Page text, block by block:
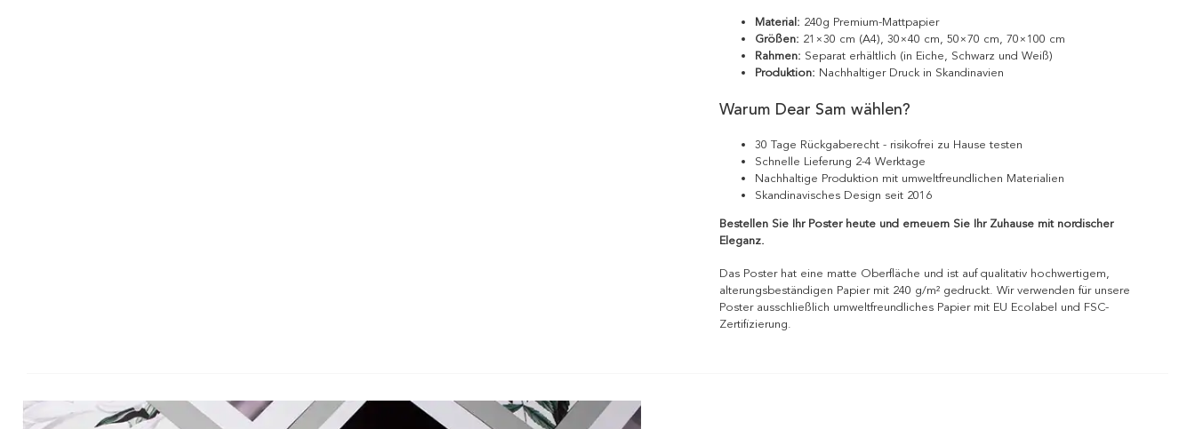
Material: 240g Premium-Mattpapier
Größen: 21×30 cm (A4), 30×40 cm, 50×70 cm, 70×100 cm
Rahmen: Separat erhältlich (in Eiche, Schwarz und Weiß)
Produktion: Nachhaltiger Druck in Skandinavien
Warum Dear Sam wählen?
30 Tage Rückgaberecht - risikofrei zu Hause testen
Schnelle Lieferung 2-4 Werktage
Nachhaltige Produktion mit umweltfreundlichen Materialien
Skandinavisches Design seit 2016
Bestellen Sie Ihr Poster heute und erneuern Sie Ihr Zuhause mit nordischer
Eleganz.
Das Poster hat eine matte Oberfläche und ist auf qualitativ hochwertigem,
alterungsbeständigen Papier mit 240 g/m² gedruckt. Wir verwenden für unsere
Poster ausschließlich umweltfreundliches Papier mit EU Ecolabel und FSC-
Zertifizierung.